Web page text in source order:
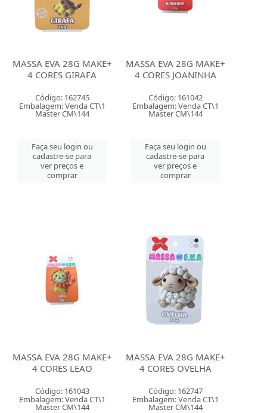
MASSA EVA 28G MAKE+
4 CORES GIRAFA
Código: 162745
Embalagem: Venda CT\1
Master CM\144
Faça seu login ou
cadastre-se para
ver preços e
comprar
MASSA EVA 28G MAKE+
4 CORES JOANINHA
Código: 161042
Embalagem: Venda CT\1
Master CM\144
Faça seu login ou
cadastre-se para
ver preços e
comprar
MASSA EVA 28G MAKE+
4 CORES LEAO
Código: 161043
Embalagem: Venda CT\1
Master CM\144
MASSA EVA 28G MAKE+
4 CORES OVELHA
Código: 162747
Embalagem: Venda CT\1
Master CM\144